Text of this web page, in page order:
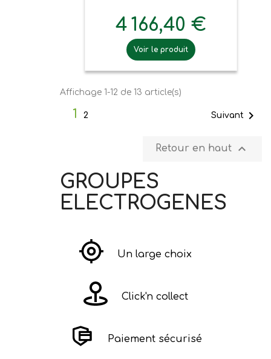
4 166,40 €
Voir le produit
Affichage 1-12 de 13 article(s)
1 2 Suivant
Retour en haut 
GROUPES
ELECTROGENES
Un large choix
Click'n collect
Paiement sécurisé